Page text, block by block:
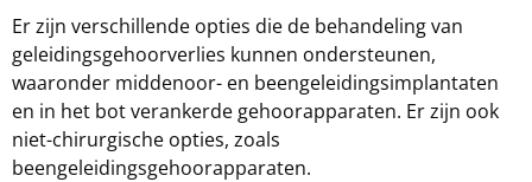
Er zijn verschillende opties die de behandeling van
geleidingsgehoorverlies kunnen ondersteunen,
waaronder middenoor- en beengeleidingsimplantaten
en in het bot verankerde gehoorapparaten. Er zijn ook
niet-chirurgische opties, zoals
beengeleidingsgehoorapparaten.